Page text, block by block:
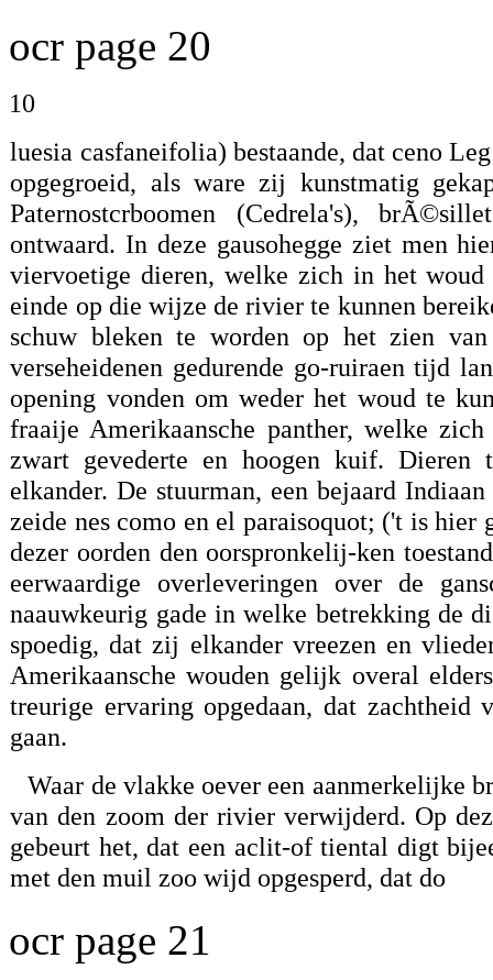
ocr page 20
10
luesia casfaneifolia) bestaande, dat ceno
opgegroeid, als ware zij kunstmatig
Paternostcrboomen (Cedrela's),
ontwaard. In deze gausohegge ziet men
viervoetige dieren, welke zich in het
einde op die wijze de rivier te kunnen
schuw bleken te worden op het zien
verseheidenen gedurende go-ruiraen tijd
opening vonden om weder het woud te
fraaije Amerikaansche panther, welke
zwart gevederte en hoogen kuif. Dieren
elkander. De stuurman, een bejaard
zeide nes como en el paraisoquot; ('t is
dezer oorden den oorspronkelij-ken
eerwaardige overleveringen over de
naauwkeurig gade in welke betrekking de
spoedig, dat zij elkander vreezen en
Amerikaansche wouden gelijk overal
treurige ervaring opgedaan, dat zachtheid
gaan.
Waar de vlakke oever een aanmerkelijke
van den zoom der rivier verwijderd. Op
gebeurt het, dat een aclit-of tiental digt
met den muil zoo wijd opgesperd, dat do
ocr page 21